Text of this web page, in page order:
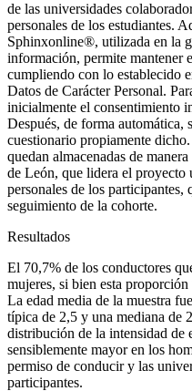
de las universidades
personales de los estudiantes.
Sphinxonline®, utilizada en la
información, permite mantener
cumpliendo con lo establecido
Datos de Carácter Personal.
inicialmente el consentimiento
Después, de forma automática,
cuestionario propiamente
quedan almacenadas de
de León, que lidera el proyecto
personales de los participantes,
seguimiento de la cohorte.
Resultados
El 70,7% de los conductores
mujeres, si bien esta
La edad media de la muestra
típica de 2,5 y una mediana de
distribución de la intensidad de
sensiblemente mayor en los
permiso de conducir y las
participantes.